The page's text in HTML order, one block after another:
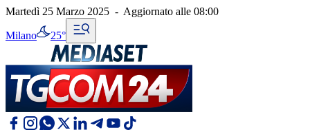
Martedì 25 Marzo 2025 - Aggiornato alle 08:00
Milano 25°